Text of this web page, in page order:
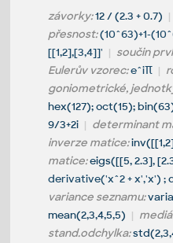
závorky:12 / (2.3 + 0.7) |
přesnost:(10^63)+1-
[[1,2],[3,4]]' | součin
Eulerův vzorec:e^iπ |
goniometrické,
hex(127); oct(15);
9/3+2i | determinant
inverze matice:
matice:eigs([[5, 2.3],
derivative('x^2 + x','x') ;
variance seznamu:
mean(2,3,4,5,5) |
stand.odchylka: